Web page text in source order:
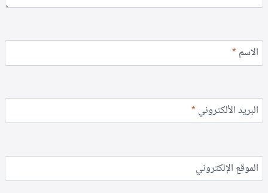
الاسم*
البريد الألكتروني*
الموقع الإلكتروني